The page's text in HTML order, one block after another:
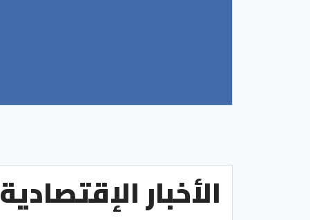
الأخبار الإقتصادية